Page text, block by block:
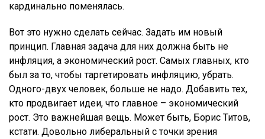
кардинально поменялась.
Вот это нужно сделать сейчас. Задать им новый
принцип. Главная задача для них должна быть не
инфляция, а экономический рост. Самых главных, кто
был за то, чтобы таргетировать инфляцию, убрать.
Одного-двух человек, больше не надо. Добавить тех,
кто продвигает идеи, что главное – экономический
рост. Это важнейшая вещь. Может быть, Борис Титов,
кстати. Довольно либеральный с точки зрения